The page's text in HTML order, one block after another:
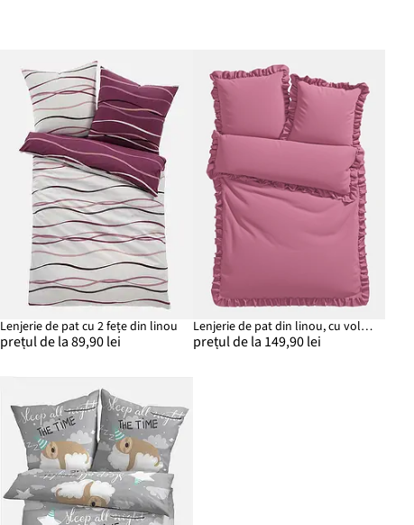
Lenjerie de pat cu 2 fețe din linou
prețul de la 89,90 lei
Lenjerie de pat din linou, cu volănașe
prețul de la 149,90 lei